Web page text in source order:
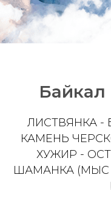
ЛИСТВЯНКА -
КАМЕНЬ
ХУЖИР -
ШАМАНКА (МЫС